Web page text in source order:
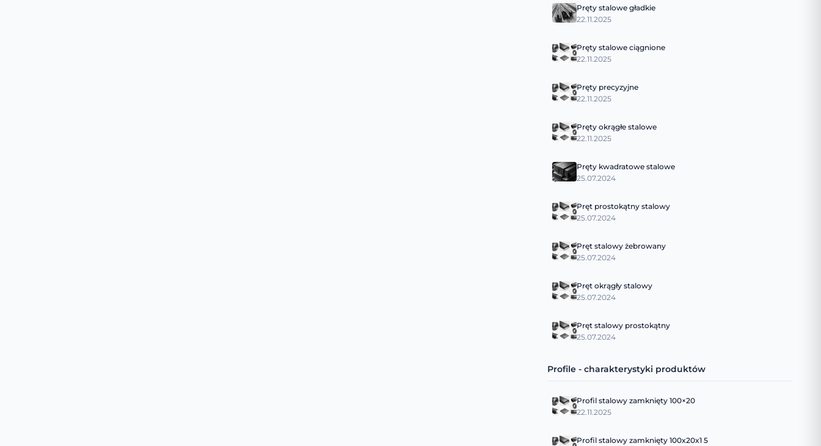
Pręty stalowe gładkie
22.11.2025
Pręty stalowe ciągnione
22.11.2025
Pręty precyzyjne
22.11.2025
Pręty okrągłe stalowe
22.11.2025
Pręty kwadratowe stalowe
25.07.2024
Pręt prostokątny stalowy
25.07.2024
Pręt stalowy żebrowany
25.07.2024
Pręt okrągły stalowy
25.07.2024
Pręt stalowy prostokątny
25.07.2024
Profile - charakterystyki produktów
Profil stalowy zamknięty 100×20
22.11.2025
Profil stalowy zamknięty 100x20x1 5